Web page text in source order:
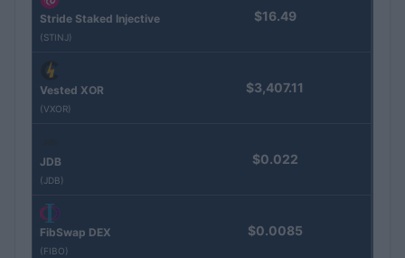
Stride Staked Injective
(STINJ)
$16.49
Vested XOR
(VXOR)
$3,407.11
JDB
(JDB)
$0.022
FibSwap DEX
(FIBO)
$0.0085